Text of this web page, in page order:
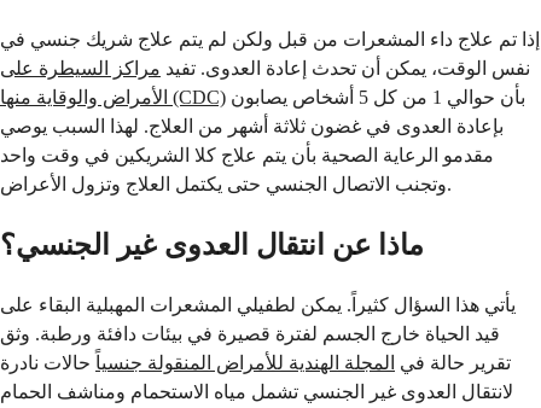
إذا تم علاج داء المشعرات من قبل ولكن لم يتم علاج شريك جنسي في
نفس الوقت، يمكن أن تحدث إعادة العدوى. تفيد مراكز السيطرة على
الأمراض والوقاية منها (CDC)
بإعادة العدوى في غضون ثلاثة أشهر من العلاج. لهذا السبب يوصي
مقدمو الرعاية الصحية بأن يتم علاج كلا الشريكين في وقت واحد
وتجنب الاتصال الجنسي حتى يكتمل العلاج وتزول الأعراض.
ماذا عن انتقال العدوى غير الجنسي؟
يأتي هذا السؤال كثيراً. يمكن لطفيلي المشعرات المهبلية البقاء على
قيد الحياة خارج الجسم لفترة قصيرة في بيئات دافئة ورطبة. وثق
تقرير حالة في المجلة الهندية للأمراض المنقولة جنسياً حالات نادرة
لانتقال العدوى غير الجنسي تشمل مياه الاستحمام ومناشف الحمام